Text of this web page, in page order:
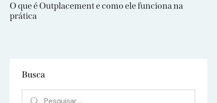
O que é Outplacement e como ele funciona na
prática
Busca